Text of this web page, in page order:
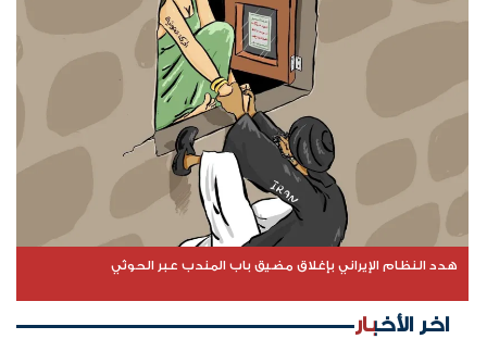
هدد النظام الإيراني بإغلاق مضيق باب المندب عبر الحوثي
اخر الأخبار